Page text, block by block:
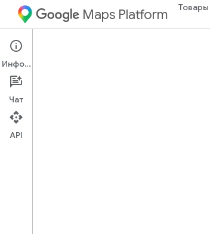
Maps Platform Товары
Environment
Руководства
Информация
Чат
API